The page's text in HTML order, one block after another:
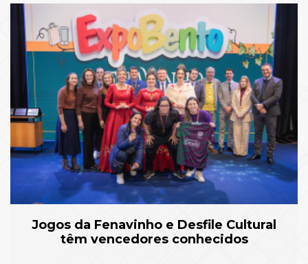
Jogos da Fenavinho e Desfile Cultural
têm vencedores conhecidos